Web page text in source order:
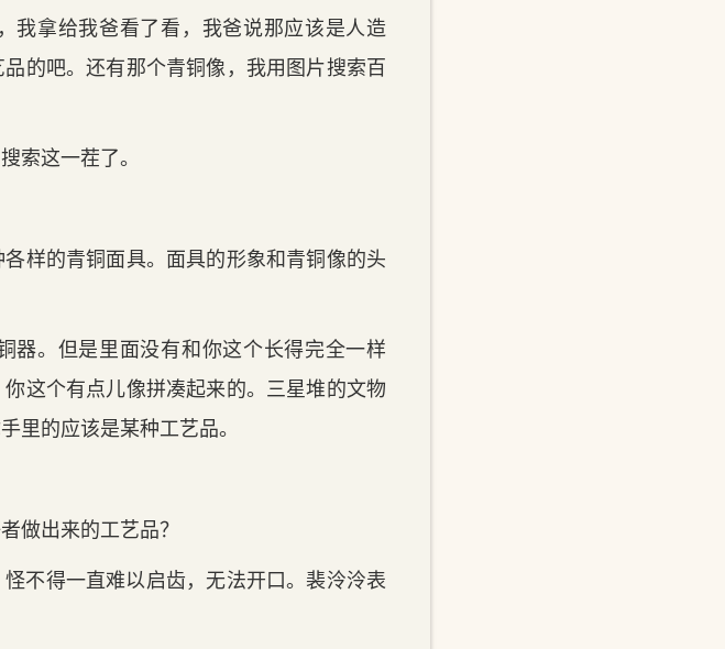
我拿给我爸看了看，我爸说那应该是人造
的吧。还有那个青铜像，我用图片搜索百
索这一茬了。
样的青铜面具。面具的形象和青铜像的头
器。但是里面没有和你这个长得完全一样
这个有点儿像拼凑起来的。三星堆的文物
里的应该是某种工艺品。
做出来的工艺品？
不得一直难以启齿，无法开口。裴泠泠表